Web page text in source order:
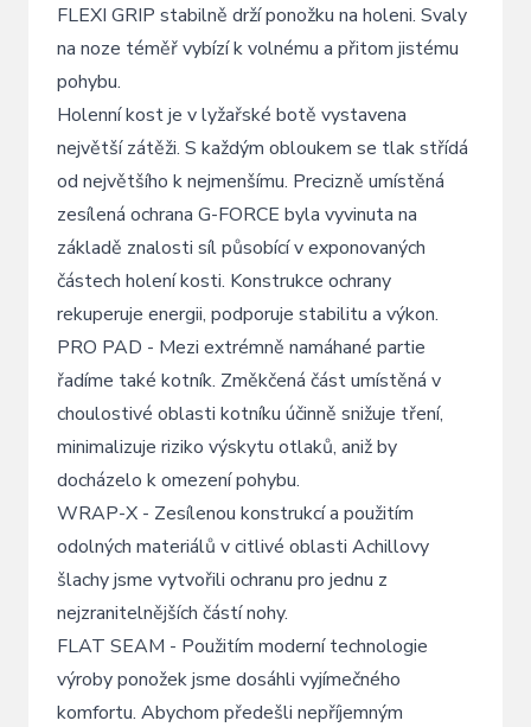
FLEXI GRIP stabilně drží ponožku na holeni. Svaly
na noze téměř vybízí k volnému a přitom jistému
pohybu.
Holenní kost je v lyžařské botě vystavena
největší zátěži. S každým obloukem se tlak střídá
od největšího k nejmenšímu. Precizně umístěná
zesílená ochrana G-FORCE byla vyvinuta na
základě znalosti síl působící v exponovaných
částech holení kosti. Konstrukce ochrany
rekuperuje energii, podporuje stabilitu a výkon.
PRO PAD - Mezi extrémně namáhané partie
řadíme také kotník. Změkčená část umístěná v
choulostivé oblasti kotníku účinně snižuje tření,
minimalizuje riziko výskytu otlaků, aniž by
docházelo k omezení pohybu.
WRAP-X - Zesílenou konstrukcí a použitím
odolných materiálů v citlivé oblasti Achillovy
šlachy jsme vytvořili ochranu pro jednu z
nejzranitelnějších částí nohy.
FLAT SEAM - Použitím moderní technologie
výroby ponožek jsme dosáhli vyjímečného
komfortu. Abychom předešli nepříjemným